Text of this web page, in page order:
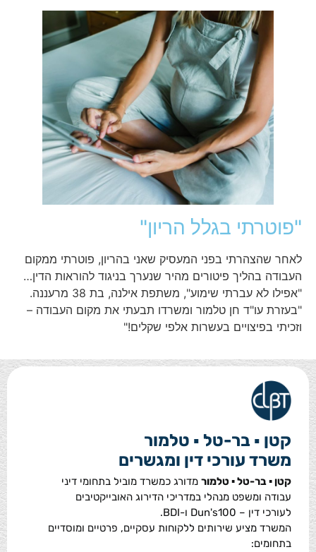
"פוטרתי בגלל הריון"
לאחר שהצהרתי בפני המעסיק שאני בהריון, פוטרתי ממקום
העבודה בהליך פיטורים מהיר שנערך בניגוד להוראות הדין…
"אפילו לא עברתי שימוע", משתפת אילנה, בת 38 מרעננה.
"בעזרת עו"ד חן טלמור ומשרדו תבעתי את מקום העבודה –
וזכיתי בפיצויים בעשרות אלפי שקלים!"
קטן ▪ בר-טל ▪ טלמור
משרד עורכי דין ומגשרים
קטן ▪ בר-טל ▪ טלמור מדורג כמשרד מוביל בתחומי דיני
עבודה ומשפט מנהלי במדריכי הדירוג האובייקטיבים
לעורכי דין – Dun's100 ו-BDI.
המשרד מציע שירותים ללקוחות עסקיים, פרטיים ומוסדיים
בתחומים: